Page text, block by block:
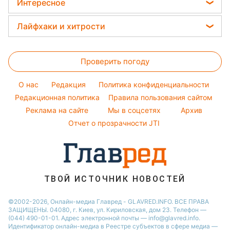
Новости Житомира
Новости Одессы
Новости Полтавы
Новости Черкассы
Пылевая буря
Кейт Миддлтон
Алла Пугачева
Настя Каменских
Виталий Козловский
Потап
София Ротару
Ольга Сумская
Окрашивание волос
Красивый маникюр
Модные ошибки
Советы от Андре Тана
Интересное
Головоломки
Тесты по картинке
Оптические иллюзии
Народные приметы
Все о шоу-бизнесе
Лайфхаки и хитрости
Комнатные растения
Все о сале
Уборка
Авто
Проверить погоду
O нас Редакция
Политика конфиденциальности
Редакционная политика
Правила пользования сайтом
Реклама на сайте
Мы в соцсетях
Архив
Отчет о прозрачности JTI
ТВОЙ ИСТОЧНИК НОВОСТЕЙ
©2002-2026, Онлайн-медиа Главред - GLAVRED.INFO. ВСЕ ПРАВА
ЗАЩИЩЕНЫ. 04080, г. Киев, ул. Кириловская, дом 23. Телефон —
(044) 490-01-01. Адрес электронной почты — info@glavred.info.
Идентификатор онлайн-медиа в Реестре cубъектов в сфере медиа —